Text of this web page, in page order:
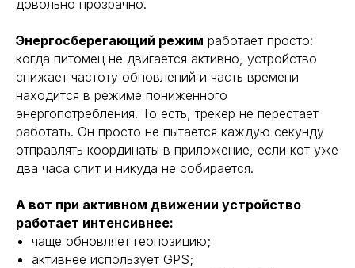
довольно прозрачно.
Энергосберегающий режим работает просто:
когда питомец не двигается активно, устройство
снижает частоту обновлений и часть времени
находится в режиме пониженного
энергопотребления. То есть, трекер не перестает
работать. Он просто не пытается каждую секунду
отправлять координаты в приложение, если кот уже
два часа спит и никуда не собирается.
А вот при активном движении устройство
работает интенсивнее:
чаще обновляет геопозицию;
активнее использует GPS;